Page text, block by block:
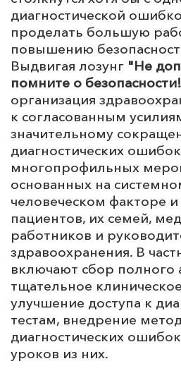
диагностической
проделать большую
повышению
Выдвигая лозунг "Не
помните о
организация
к согласованным
значительному
диагностических
многопрофильных
основанных на
человеческом факторе
пациентов, их семей,
работников и
здравоохранения. В
включают сбор полного
тщательное
улучшение доступа к
тестам, внедрение
диагностических
уроков из них.